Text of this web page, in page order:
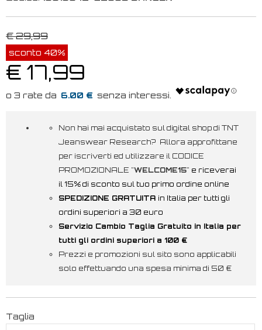
€ 29,99
sconto 40%
€ 17,99
6.00 €
Non hai mai acquistato sul digital shop di TNT
Jeanswear Research? Allora approfittane
per iscriverti ed utilizzare il CODICE
PROMOZIONALE "WELCOME15" e riceverai
il 15% di sconto sul tuo primo ordine online
SPEDIZIONE GRATUITA in Italia per tutti gli
ordini superiori a 30 euro
Servizio Cambio Taglia Gratuito in Italia per
tutti gli ordini superiori a 100 €
Prezzi e promozioni sul sito sono applicabili
solo effettuando una spesa minima di 50 €
Taglia